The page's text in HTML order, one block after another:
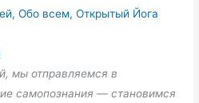
,Обо всем,Открытый Йога
мы отправляемся в
самопознания — становимся